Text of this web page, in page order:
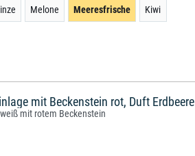
Melone Meeresfrische Kiwi
mit Beckenstein rot, Duft Erdbeere
mit rotem Beckenstein